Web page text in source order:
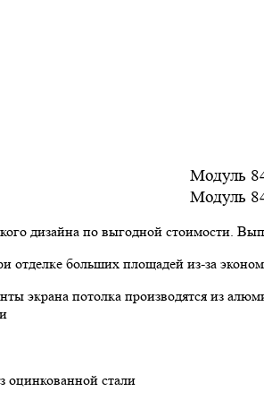
Модуль
Модуль
дизайна по выгодной стоимости.
больших площадей из-за
экрана потолка производятся из
оцинкованной стали